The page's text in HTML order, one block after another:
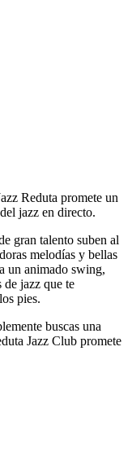
Reduta promete un
jazz en directo.
gran talento suben al
melodías y bellas
un animado swing,
de jazz que te
pies.
buscas una
Jazz Club promete